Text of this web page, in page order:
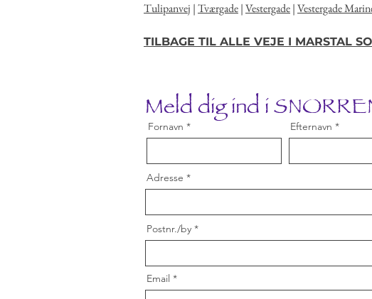
Tulipanvej |Tværgade|Vestergade|Vestergade
TILBAGE TIL ALLE VEJE I MARSTAL
Meld dig ind i
Fornavn Efternavn
Adresse
Postnr./by
Email